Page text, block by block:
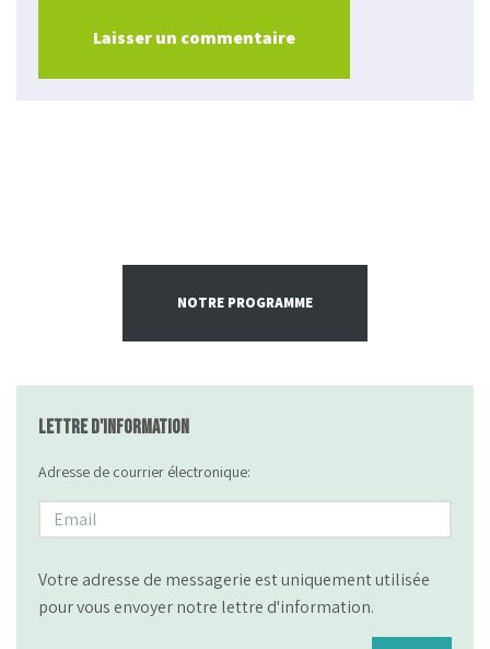
NOTRE PROGRAMME
Lettre d'information
Adresse de courrier électronique:
Votre adresse de messagerie est uniquement utilisée
pour vous envoyer notre lettre d'information.